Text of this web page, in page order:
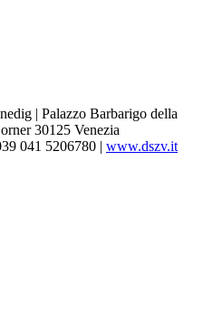
| Palazzo Barbarigo della
30125 Venezia
041 5206780 | www.dszv.it